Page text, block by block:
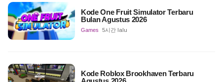
Kode One Fruit Simulator Terbaru
Bulan Agustus 2026
Games 5시간 lalu
Kode Roblox Brookhaven Terbaru